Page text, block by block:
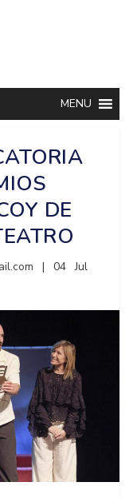
MENU
DE
| 04 Jul